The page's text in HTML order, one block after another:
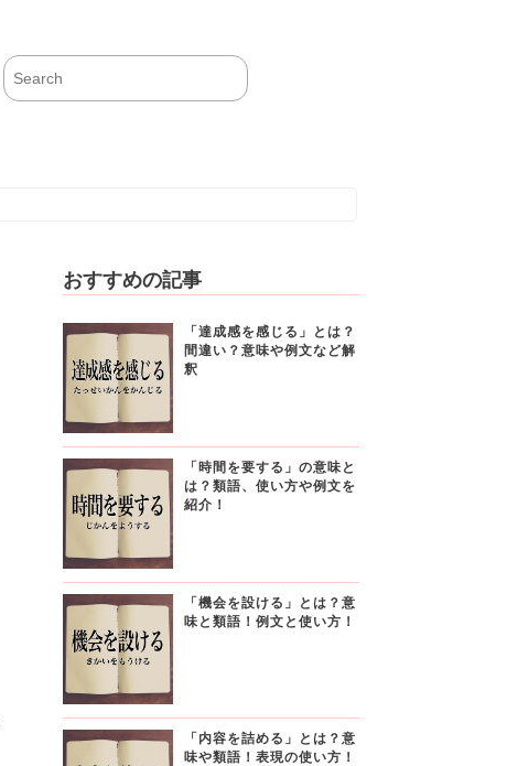
おすすめの記事
「達成感を感じる」とは？
間違い？意味や例文など解
釈
「時間を要する」の意味と
は？類語、使い方や例文を
紹介！
「機会を設ける」とは？意
味と類語！例文と使い方！
「内容を詰める」とは？意
味や類語！表現の使い方！